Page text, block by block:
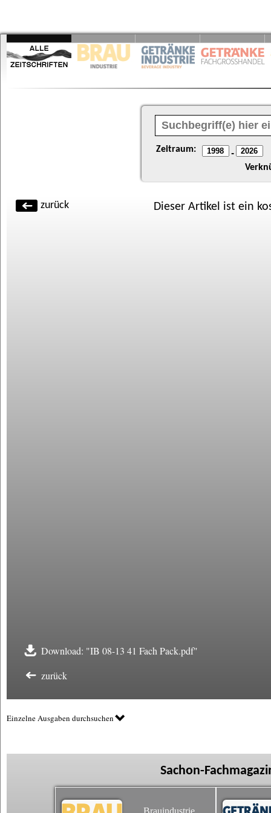
Zeitraum: -
zurück Dieser Artikel ist ein
Download: "IB 08-13 41 Fach Pack.pdf"
zurück
Einzelne Ausgaben durchsuchen
Sachon-
Brauindustrie